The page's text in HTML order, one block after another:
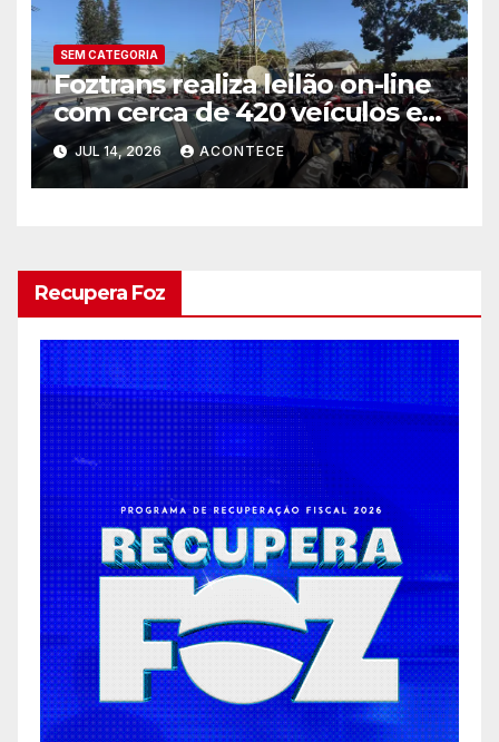
SEM CATEGORIA
Foztrans realiza leilão on-line
com cerca de 420 veículos e
sucatas
JUL 14, 2026 ACONTECE
Recupera Foz